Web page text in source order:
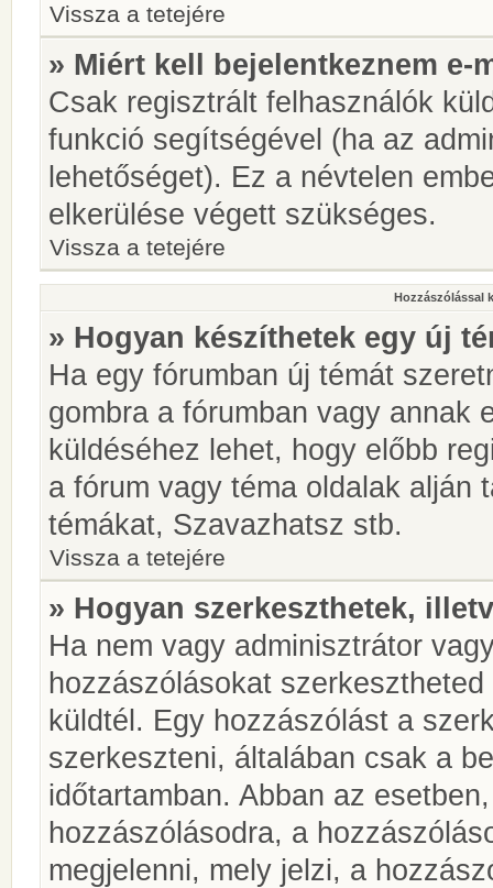
Vissza a tetejére
» Miért kell bejelentkeznem e-
Csak regisztrált felhasználók
funkció segítségével (ha az
lehetőséget). Ez a névtelen
elkerülése végett szükséges.
Vissza a tetejére
Hozzászólással
» Hogyan készíthetek egy új
Ha egy fórumban új témát
gombra a fórumban vagy annak
küldéséhez lehet, hogy előbb
a fórum vagy téma oldalak alján
témákat, Szavazhatsz stb.
Vissza a tetejére
» Hogyan szerkeszthetek,
Ha nem vagy adminisztrátor
hozzászólásokat
küldtél. Egy hozzászólást a
szerkeszteni, általában csak a
időtartamban. Abban az
hozzászólásodra, a
megjelenni, mely jelzi, a